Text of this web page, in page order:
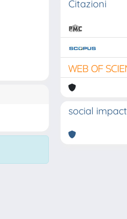
Citazioni
social impact